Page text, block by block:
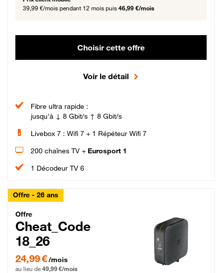
39,99 €/mois pendant 12 mois puis 46,99 €/mois
Choisir cette offre
Voir le détail
Fibre ultra rapide :
jusqu'à ↓ 8 Gbit/s ↑ 8 Gbit/s
Livebox 7 : Wifi 7 + 1 Répéteur Wifi 7
200 chaînes TV + Eurosport 1
1 Décodeur TV 6
Offre - 26 ans
Cheat_Code Fibre_18_26
Offre
Cheat_Code
18_26
24,99 € par mois pendant 0 mois puis 49,99 € par mois, Sans engagement
24,99 €/mois
au lieu de 49,99 €/mois